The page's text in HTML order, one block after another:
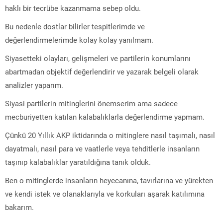
haklı bir tecrübe kazanmama sebep oldu.
Bu nedenle dostlar bilirler tespitlerimde ve
değerlendirmelerimde kolay kolay yanılmam.
Siyasetteki olayları, gelişmeleri ve partilerin konumlarını
abartmadan objektif değerlendirir ve yazarak belgeli olarak
analizler yaparım.
Siyasi partilerin mitinglerini önemserim ama sadece
mecburiyetten katılan kalabalıklarla değerlendirme yapmam.
Çünkü 20 Yıllık AKP iktidarında o mitinglere nasıl taşımalı, nasıl
dayatmalı, nasıl para ve vaatlerle veya tehditlerle insanların
taşınıp kalabalıklar yaratıldığına tanık olduk.
Ben o mitinglerde insanların heyecanına, tavırlarına ve yürekten
ve kendi istek ve olanaklarıyla ve korkuları aşarak katılımına
bakarım.